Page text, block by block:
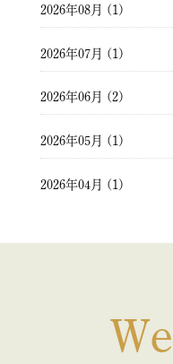
2026年08月 (1)
2026年07月 (1)
2026年06月 (2)
2026年05月 (1)
2026年04月 (1)